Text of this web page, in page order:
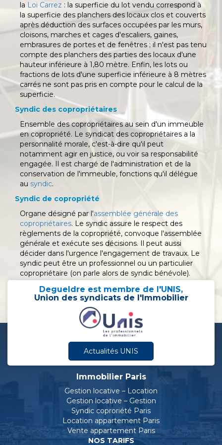
la Loi Carrez : la superficie du lot vendu correspond à
la superficie des planchers des locaux clos et couverts
après déduction des surfaces occupées par les murs,
cloisons, marches et cages d'escaliers, gaines,
embrasures de portes et de fenêtres ; il n'est pas tenu
compte des planchers des parties des locaux d'une
hauteur inférieure à 1,80 mètre. Enfin, les lots ou
fractions de lots d'une superficie inférieure à 8 mètres
carrés ne sont pas pris en compte pour le calcul de la
superficie.
Syndic des copropriétaires
Ensemble des copropriétaires au sein d'un immeuble
en copropriété. Le syndicat des copropriétaires a la
personnalité morale, c'est-à-dire qu'il peut
notamment agir en justice, ou voir sa responsabilité
engagée. Il est chargé de l'administration et de la
conservation de l'immeuble, fonctions qu'il délégue
au syndic.
Syndic de copropriété
Organe désigné par l'assemblée générale des
copropriétaires. Le syndic assure le respect des
règlements de la copropriété, convoque l'assemblée
générale et exécute ses décisions. Il peut aussi
décider dans l'urgence l'engagement de travaux. Le
syndic peut être un professionnel ou un particulier
copropriétaire (on parle alors de syndic bénévole).
Degueldre est membre de l'UNIS,
Union des syndicats de l'Immobilier
Actualités UNIS
Immobilier Paris
Gestion locative – Location
Gestion locative – Gestion
Syndic coproriété Paris
Location appartement Paris
Vente appartement Paris
NOS TARIFS